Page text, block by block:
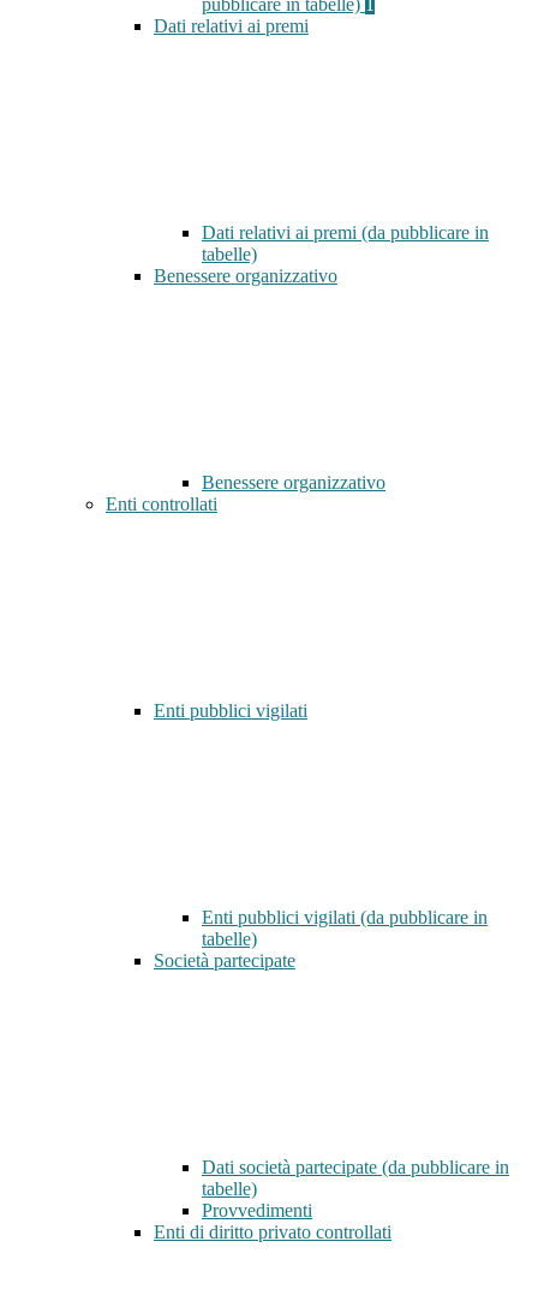
pubblicare in tabelle)
Dati relativi ai premi
Dati relativi ai premi (da pubblicare in
tabelle)
Benessere organizzativo
Benessere organizzativo
Enti controllati
Enti pubblici vigilati
Enti pubblici vigilati (da pubblicare in
tabelle)
Società partecipate
Dati società partecipate (da pubblicare in
tabelle)
Provvedimenti
Enti di diritto privato controllati